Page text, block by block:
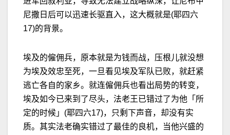
尼撒日后可以迅速长驱直入，这大概就是(耶四六
17)的背景。
埃及的僱佣兵，原本就是为钱而战，压根儿就没想
为埃及效忠至死，一旦看见埃及军队已败，就赶紧
逃亡各自的家乡。就连僱佣兵也看出局势的转变，
埃及如今已来到了尽头，法老王已错过了为他「所
定的时候」(耶四六17)，只剩下声音，却没有实
质。其实法老确实错过了最佳的良机，当他兴盛的